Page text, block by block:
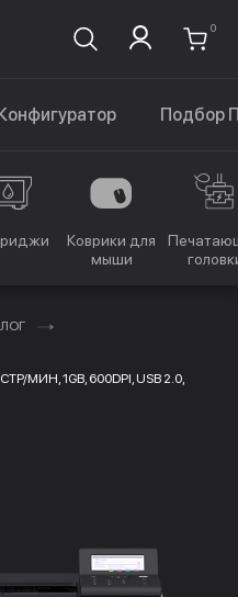
0
Подбор
Коврики для
мыши
МИН, 1GB, 600DPI, USB 2.0,